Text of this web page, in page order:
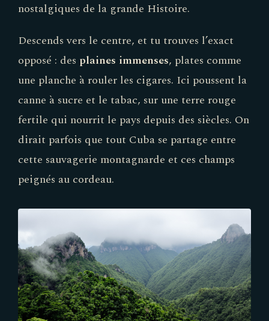
nostalgiques de la grande Histoire.
Descends vers le centre, et tu trouves l’exact
opposé : des plaines immenses, plates comme
une planche à rouler les cigares. Ici poussent la
canne à sucre et le tabac, sur une terre rouge
fertile qui nourrit le pays depuis des siècles. On
dirait parfois que tout Cuba se partage entre
cette sauvagerie montagnarde et ces champs
peignés au cordeau.